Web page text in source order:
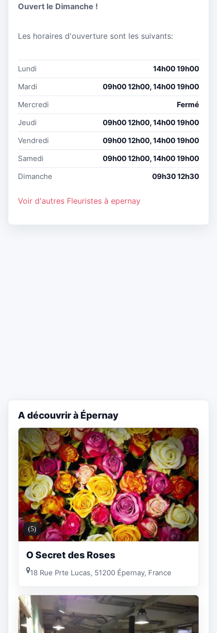
Ouvert le Dimanche !
Les horaires d'ouverture sont les suivants:
Lundi
14h00 19h00
Mardi
09h00 12h00, 14h00 19h00
Mercredi
Fermé
Jeudi
09h00 12h00, 14h00 19h00
Vendredi
09h00 12h00, 14h00 19h00
Samedi
09h00 12h00, 14h00 19h00
Dimanche
09h30 12h30
Voir d'autres Fleuristes à epernay
A découvrir à Épernay
(5)
O Secret des Roses
18 Rue Prte Lucas, 51200 Épernay, France